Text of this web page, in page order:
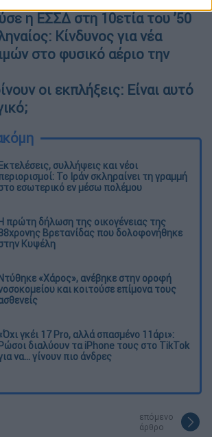
η ΕΣΣΔ στη 10ετία του ’50
Κίνδυνος για νέα
στο φυσικό αέριο την
οι εκπλήξεις: Είναι αυτό
συλλήψεις και νέοι
Το Ιράν σκληραίνει τη γραμμή
εσωτερικό εν μέσω πολέμου
πρώτη δήλωση της οικογένειας της
Βρετανίδας που δολοφονήθηκε
Κυψέλη
«Χάρος», ανέβηκε στην οροφή
και κοιτούσε επίμονα τους
γκέι 17 Pro, αλλά σπασμένο 11άρι»:
διαλύουν τα iPhone τους στο TikTok
να... γίνουν πιο άνδρες
επόμενο
άρθρο